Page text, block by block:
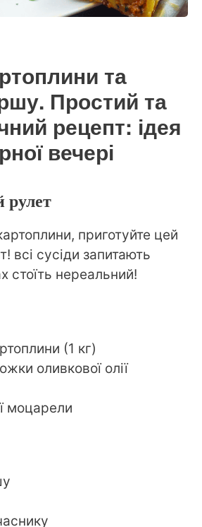
та
Простий та
рецепт: ідея
вечері
рулет
приготуйте цей
всі сусіди запитають
стоїть нереальний!
(1 кг)
оливкової олії
моцарели